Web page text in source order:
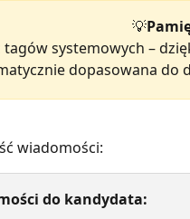
💡
tagów systemowych –
dopasowana do
wiadomości:
do kandydata: